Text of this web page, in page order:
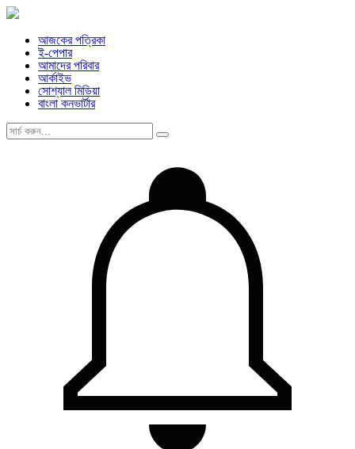
আজকের পত্রিকা
ই-পেপার
আমাদের পরিবার
আর্কাইভ
সোশ্যাল মিডিয়া
বাংলা কনভার্টার